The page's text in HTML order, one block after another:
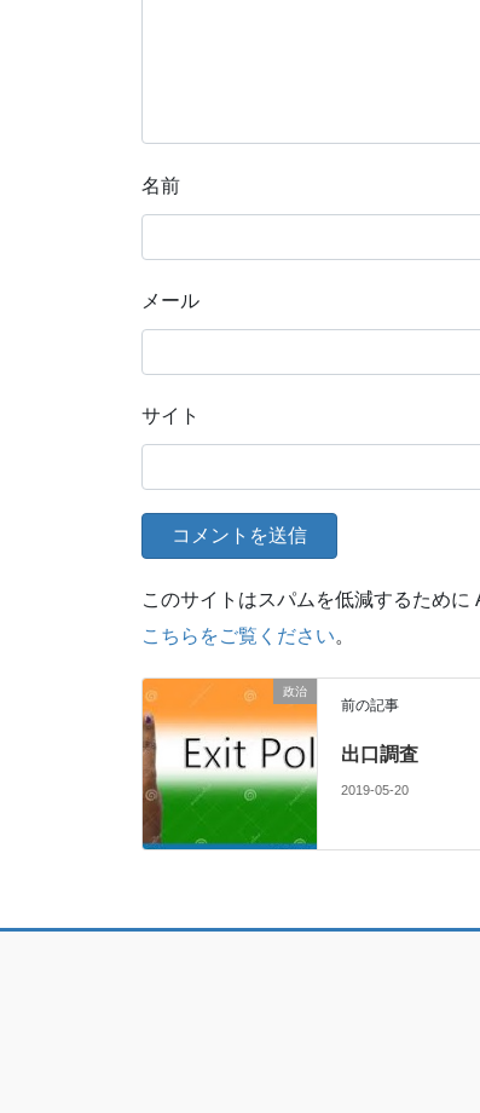
名前
メール
サイト
このサイトはスパムを低減するために
こちらをご覧ください。
政治
前の記事
出口調査
2019-05-20